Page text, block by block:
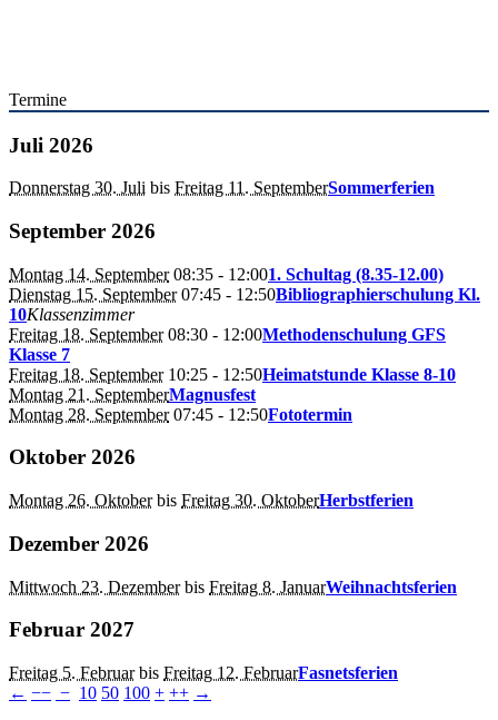
Termine
Juli 2026
Donnerstag 30. Juli bis Freitag 11. SeptemberSommerferien
September 2026
Montag 14. September08:35 - 12:001. Schultag (8.35-12.00)
Dienstag 15. September07:45 - 12:50Bibliographierschulung Kl.
10Klassenzimmer
Freitag 18. September08:30 - 12:00Methodenschulung GFS
Klasse 7
Freitag 18. September10:25 - 12:50Heimatstunde Klasse 8-10
Montag 21. SeptemberMagnusfest
Montag 28. September07:45 - 12:50Fototermin
Oktober 2026
Montag 26. Oktoberbis Freitag 30. OktoberHerbstferien
Dezember 2026
Mittwoch 23. Dezemberbis Freitag 8. JanuarWeihnachtsferien
Februar 2027
Freitag 5. Februarbis Freitag 12. FebruarFasnetsferien
← −− − 10 50 100 + ++ →